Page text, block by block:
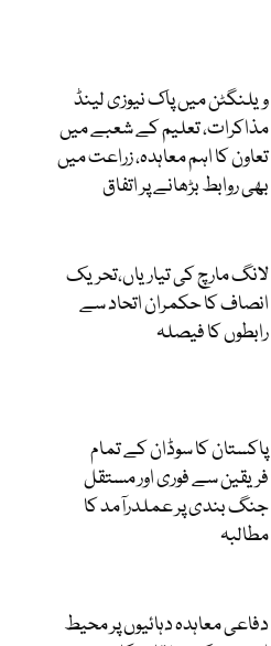
ویلنگٹن میں پاک نیوزی لینڈ
مذاکرات، تعلیم کے شعبے میں
تعاون کا اہم معاہدہ، زراعت میں
بھی روابط بڑھانے پر اتفاق
لانگ مارچ کی تیاریاں،تحریک
انصاف کا حکمران اتحاد سے
رابطوں کا فیصلہ
پاکستان کا سوڈان کے تمام
فریقین سے فوری اور مستقل
جنگ بندی پر عملدرآمد کا
مطالبہ
دفاعی معاہدہ دہائیوں پر محیط